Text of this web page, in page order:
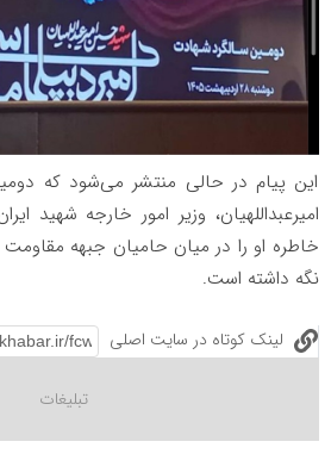
این پیام در حالی منتشر می‌شود که
امیرعبداللهیان، وزیر امور خارجه شهید
خاطره او را در میان حامیان جبهه
نگه داشته است.
لینک کوتاه در سایت اصلی